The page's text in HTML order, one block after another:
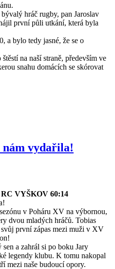
hráč rugby, pan Jaroslav
první půli utkání, která byla
a bylo tedy jasné, že se o
na naší straně, především ve
snahu domácích se skórovat
vydařila!
VYŠKOV 60:14
v Poháru XV na výbornou,
dvou mladých hráčů. Tobias
první zápas mezi muži v XV
a zahrál si po boku Jary
legendy klubu. K tomu nakopal
mezi naše budoucí opory.